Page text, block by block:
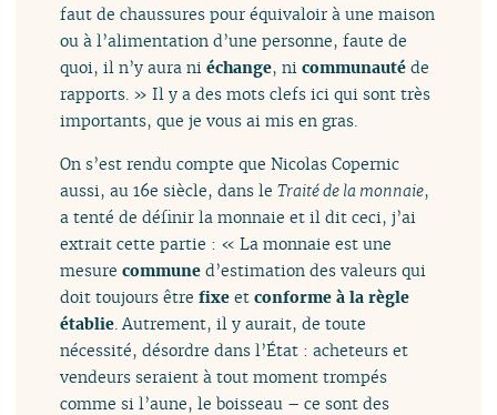
faut de chaussures pour équivaloir à une maison
ou à l’alimentation d’une personne, faute de
quoi, il n’y aura niéchange, nicommunauté de
rapports. » Il y a des mots clefs ici qui sont très
importants, que je vous ai mis en gras.
On s’est rendu compte que Nicolas Copernic
aussi, au 16e siècle, dans leTraité de la monnaie,
a tenté de définir la monnaie et il dit ceci, j’ai
extrait cette partie : « La monnaie est une
mesurecommune d’estimation des valeurs qui
doit toujours êtrefixe etconforme à la règle
établie . Autrement, il y aurait, de toute
nécessité, désordre dans l’État : acheteurs et
vendeurs seraient à tout moment trompés
comme si l’aune, le boisseau – ce sont des